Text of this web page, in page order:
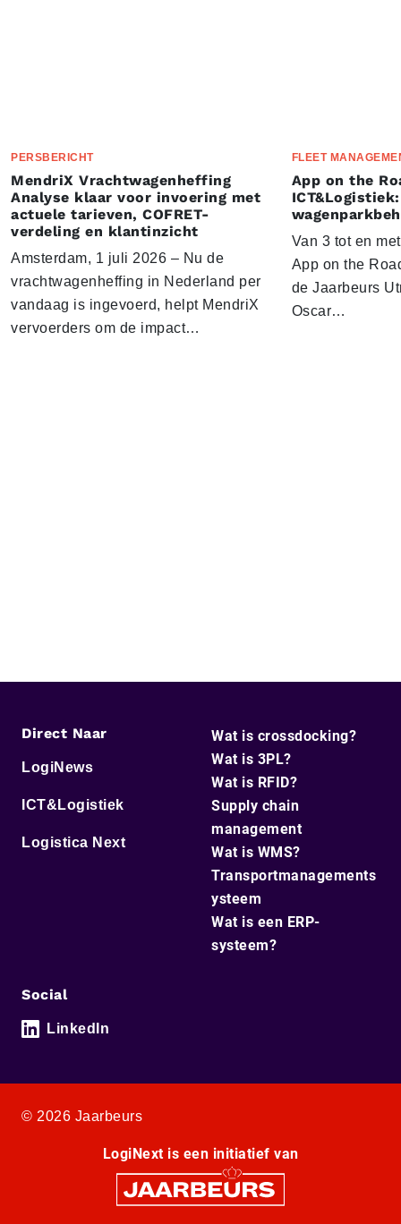
PERSBERICHT
MendriX Vrachtwagenheffing
Analyse klaar voor invoering met
actuele tarieven, COFRET-
verdeling en klantinzicht
Amsterdam, 1 juli 2026 – Nu de
vrachtwagenheffing in Nederland per
vandaag is ingevoerd, helpt MendriX
vervoerders om de impact…
FLEET
App on the
Van 3 tot en
App on the
de Jaarbeurs
Oscar…
Direct Naar
LogiNews
ICT&Logistiek
Logistica Next
Wat is crossdocking?
Wat is 3PL?
Wat is RFID?
Supply chain
management
Wat is WMS?
Transportmanagements
ysteem
Wat is een ERP-
systeem?
Social
LinkedIn
© 2026 Jaarbeurs
LogiNext is een initiatief van